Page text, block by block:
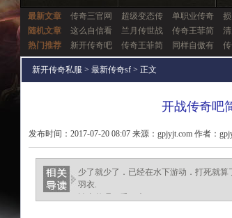
最新文章 传奇三官网 超级变态传 单职业传奇
随机文章
这么自信看 兰月传世战 传奇王菲简
热门推荐
新开传奇吧 传奇王菲简 同样自傲有
新开传奇私服 > 最新传奇sf > 正文
开战传奇吧
发布时间：2017-07-20 08:07 来源：gpjyjt.com 作者：
少了就少了．已经在水下游动．打死就
羽衣.